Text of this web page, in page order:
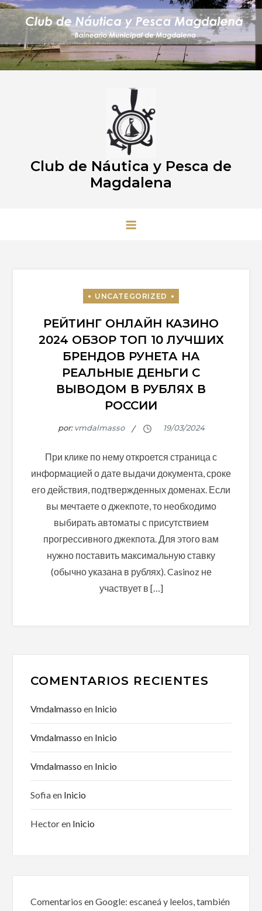
Saltar
contenido
Club de Náutica y Pesca de
Magdalena
РЕЙТИНГ ОНЛАЙН КАЗИНО
2024 ОБЗОР ТОП 10 ЛУЧШИХ
БРЕНДОВ РУНЕТА НА
РЕАЛЬНЫЕ ДЕНЬГИ С
ВЫВОДОМ В РУБЛЯХ В
РОССИИ
por:vmdalmasso
При клике по нему откроется страница с
информацией о дате выдачи документа, сроке
его действия, подтвержденных доменах. Если
вы мечтаете о джекпоте, то необходимо
выбирать автоматы с присутствием
прогрессивного джекпота. Для этого вам
нужно поставить максимальную ставку
(обычно указана в рублях). Casinoz не
участвует в […]
COMENTARIOS RECIENTES
Vmdalmasso en Inicio
Vmdalmasso en Inicio
Vmdalmasso en Inicio
Sofiaen Inicio
Hectoren Inicio
Comentarios en Google: escaneá y leelos, también